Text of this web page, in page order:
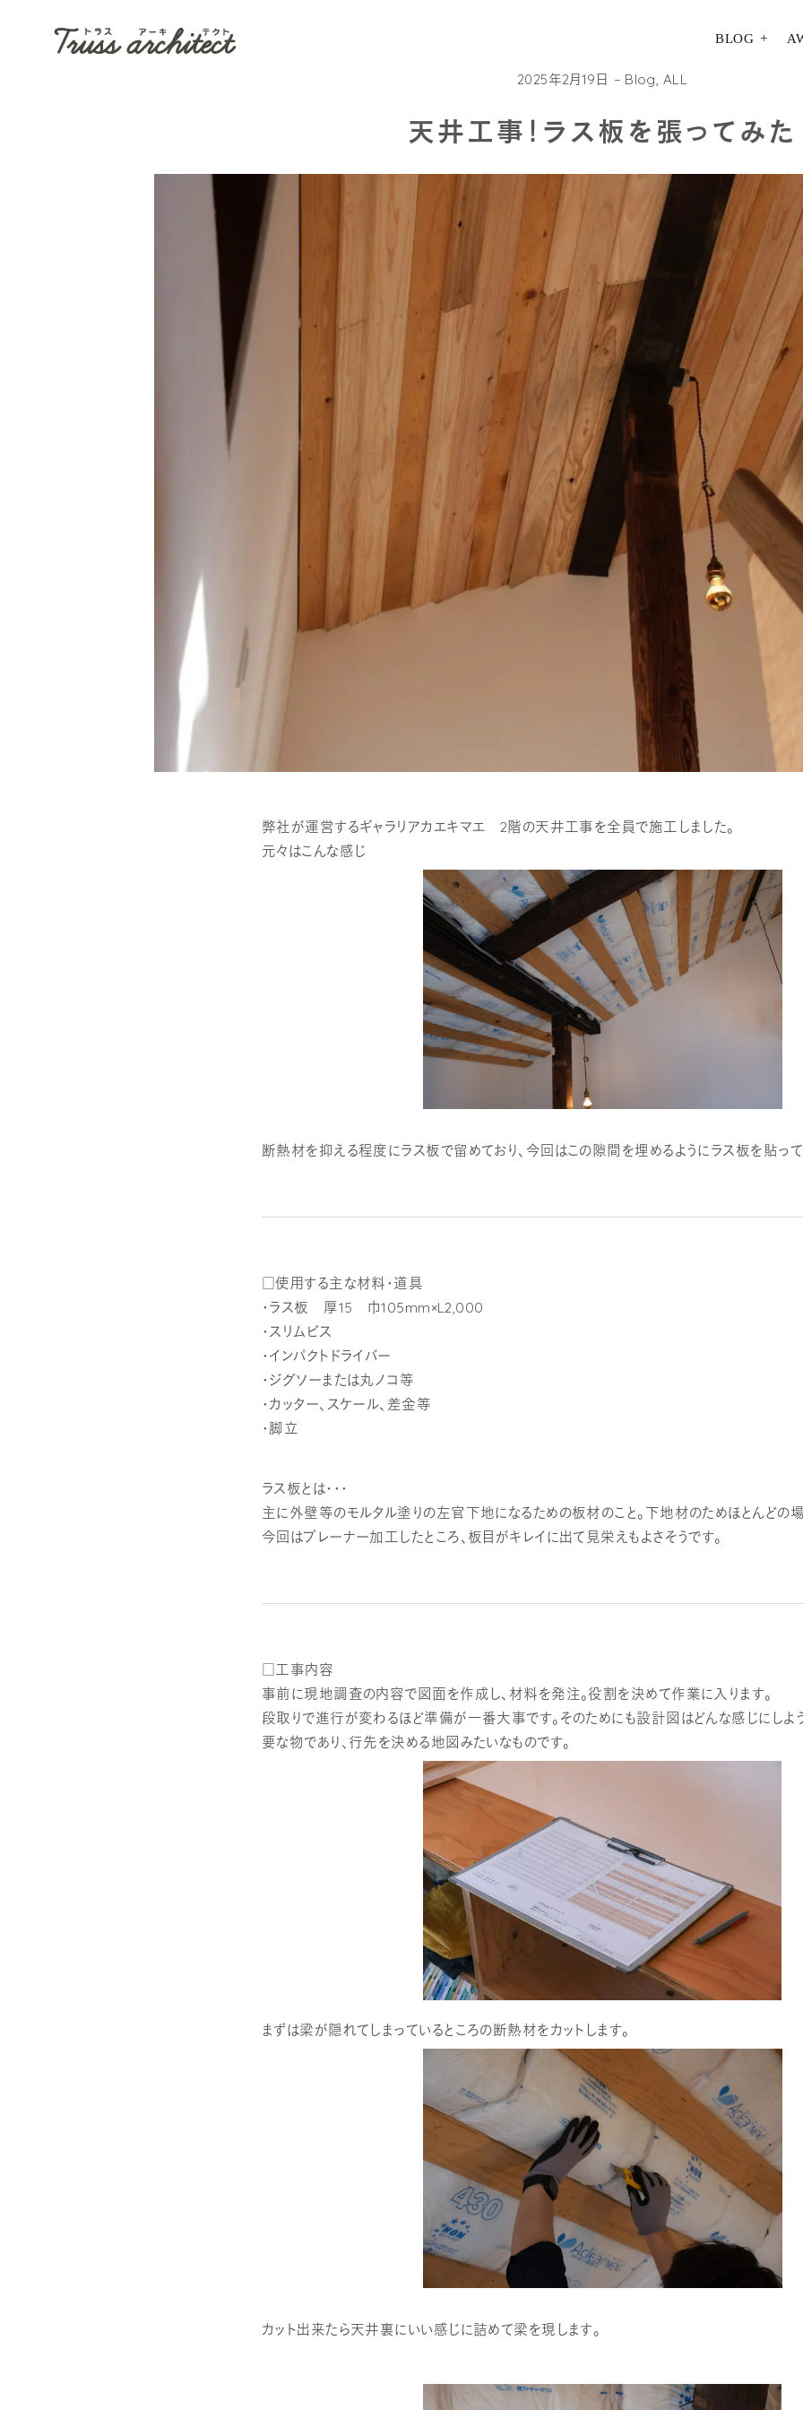
BLOG
2025年2月19日 Blog, ALL
天井工事！ラス板を張ってみた
弊社が運営するギャラリアカエキマエ 2階の天井工事を全員で施工しました。
元々はこんな感じ
断熱材を抑える程度にラス板で留めており、今回はこの隙間を埋めるようにラス板を貼っ
□使用する主な材料・道具
・ラス板 厚15 巾105mm×L2,000
・スリムビス
・インパクトドライバー
・ジグソーまたは丸ノコ等
・カッター、スケール、差金等
・脚立
ラス板とは・・・
主に外壁等のモルタル塗りの左官下地になるための板材のこと。下地材のためほとんどの
今回はプレーナー加工したところ、板目がキレイに出て見栄えもよさそうです。
□工事内容
事前に現地調査の内容で図面を作成し、材料を発注。役割を決めて作業に入ります。
段取りで進行が変わるほど準備が一番大事です。そのためにも設計図はどんな感じにしよ
要な物であり、行先を決める地図みたいなものです。
まずは梁が隠れてしまっているところの断熱材をカットします。
カット出来たら天井裏にいい感じに詰めて梁を現します。